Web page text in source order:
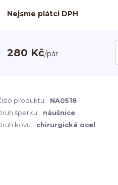
Nejsme plátci DPH
280 Kč/pár
produktu: NA0518
šperku:
náušnice
kovu:
chirurgická ocel